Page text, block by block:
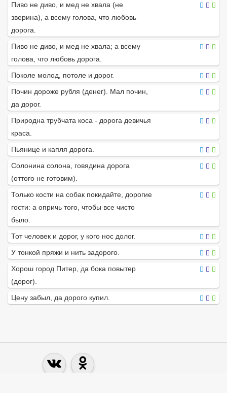
Пиво не диво, и мед не хвала (не
зверина), а всему голова, что любовь
дорога.
Пиво не диво, и мед не хвала; а всему
голова, что любовь дорога.
Поколе молод, потоле и дорог.
Почин дороже рубля (денег). Мал почин,
да дорог.
Природна трубчата коса - дорога девичья
краса.
Пьянице и капля дорога.
Солонина солона, говядина дорога
(оттого не готовим).
Только кости на собак покидайте, дорогие
гости: а опричь того, чтобы все чисто
было.
Тот человек и дорог, у кого нос долог.
У тонкой пряжи и нить задорого.
Хорош город Питер, да бока повытер
(дорог).
Цену забыл, да дорого купил.